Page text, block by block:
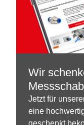
Wir
Jetzt für
eine
geschenkt